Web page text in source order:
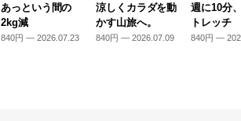
あっという間の
2kg減
840円 — 2026.07.23
涼しくカラダを動
かす山旅へ。
840円 — 2026.07.09
週に10分
トレッチ
840円 —